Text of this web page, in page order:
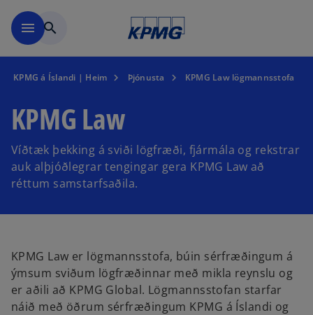
menu search
KPMG á Íslandi | Heim Þjónusta KPMG Law lögmannsstofa
KPMG Law
Víðtæk þekking á sviði lögfræði, fjármála og rekstrar
auk alþjóðlegrar tengingar gera KPMG Law að
réttum samstarfsaðila.
KPMG Law er lögmannsstofa, búin sérfræðingum á
ýmsum sviðum lögfræðinnar með mikla reynslu og
er aðili að KPMG Global. Lögmannsstofan starfar
náið með öðrum sérfræðingum KPMG á Íslandi og